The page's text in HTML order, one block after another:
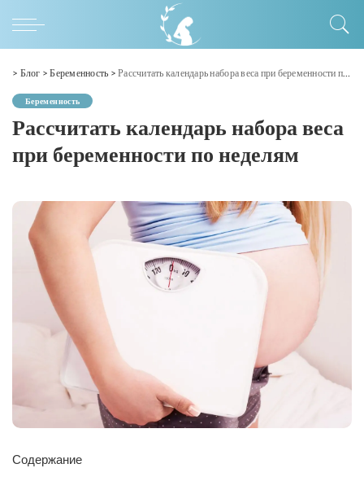
> Блог >Беременность >Рассчитать календарь набора веса при беременности по неделям
Беременность
Рассчитать календарь набора веса
при беременности по неделям
Содержание